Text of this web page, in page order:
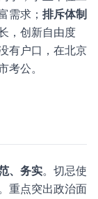
需求； 排斥体制
，创新自由度
有户口，在北京
考公。
、务实。切忌使
重点突出政治面